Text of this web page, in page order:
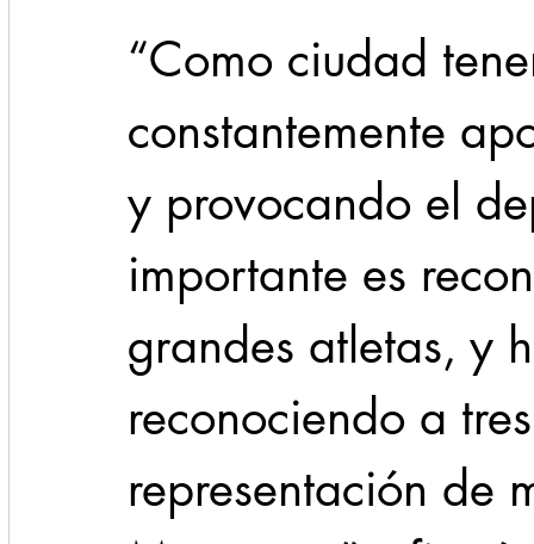
“Como ciudad
constantemente
y provocando el
importante es
grandes atletas, y
reconociendo a
representación de